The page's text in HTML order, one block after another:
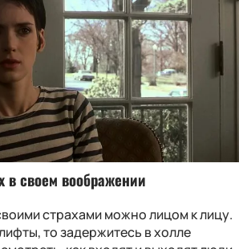
в своем воображении
страхами можно лицом к лицу.
то задержитесь в холле